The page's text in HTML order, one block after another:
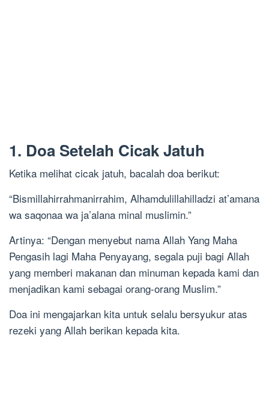
1. Doa Setelah Cicak Jatuh
Ketika melihat cicak jatuh, bacalah doa berikut:
“Bismillahirrahmanirrahim, Alhamdulillahilladzi at’amana
wa saqonaa wa ja’alana minal muslimin.”
Artinya: “Dengan menyebut nama Allah Yang Maha
Pengasih lagi Maha Penyayang, segala puji bagi Allah
yang memberi makanan dan minuman kepada kami dan
menjadikan kami sebagai orang-orang Muslim.”
Doa ini mengajarkan kita untuk selalu bersyukur atas
rezeki yang Allah berikan kepada kita.